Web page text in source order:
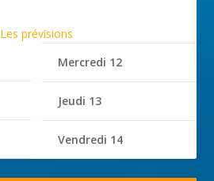
Les prévisions
Mercredi 12
Jeudi 13
Vendredi 14